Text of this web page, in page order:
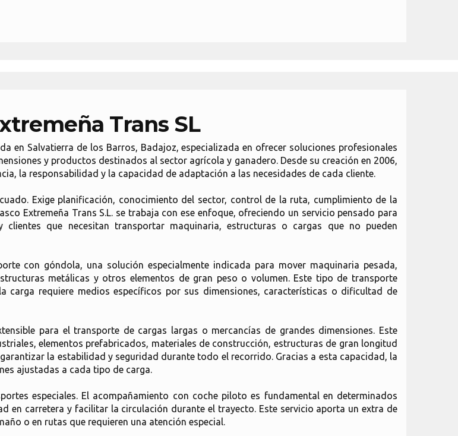
Trans SL
en Salvatierra de los Barros, Badajoz, especializada en ofrecer soluciones profesionales
y productos destinados al sector agrícola y ganadero. Desde su creación en 2006,
la responsabilidad y la capacidad de adaptación a las necesidades de cada cliente.
Exige planificación, conocimiento del sector, control de la ruta, cumplimiento de la
Extremeña Trans S.L. se trabaja con ese enfoque, ofreciendo un servicio pensado para
clientes que necesitan transportar maquinaria, estructuras o cargas que no pueden
con góndola, una solución especialmente indicada para mover maquinaria pesada,
metálicas y otros elementos de gran peso o volumen. Este tipo de transporte
carga requiere medios específicos por sus dimensiones, características o dificultad de
para el transporte de cargas largas o mercancías de grandes dimensiones. Este
elementos prefabricados, materiales de construcción, estructuras de gran longitud
la estabilidad y seguridad durante todo el recorrido. Gracias a esta capacidad, la
ajustadas a cada tipo de carga.
especiales. El acompañamiento con coche piloto es fundamental en determinados
en carretera y facilitar la circulación durante el trayecto. Este servicio aporta un extra de
o en rutas que requieren una atención especial.